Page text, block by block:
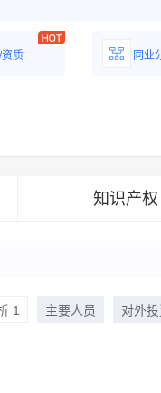
质
同业
知识产权
1 主要人员 对外